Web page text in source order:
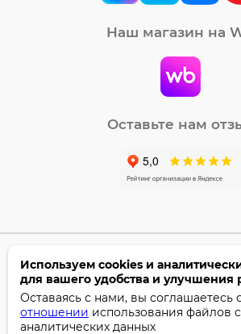
Наш магазин на
Оставьте нам
©2005-2026 Бумага-С. Все
Политика
Поддержка сайта —
Используем cookies и
для вашего удобства и улучшения
Оставаясь с нами, вы соглашаетесь
отношении использования файлов
аналитических данных